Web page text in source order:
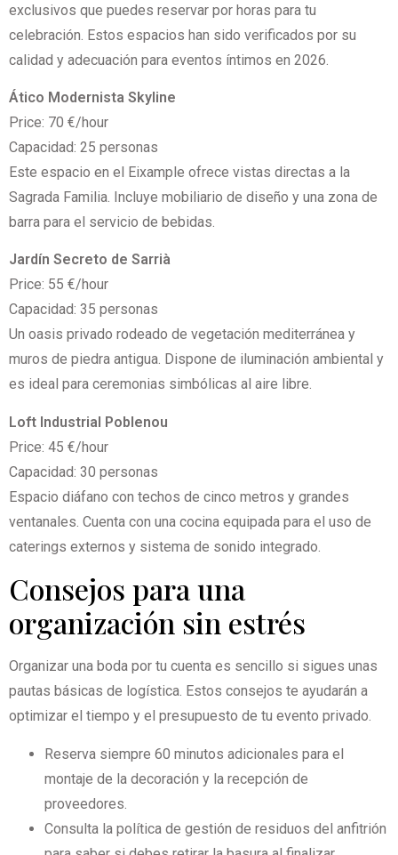
exclusivos que puedes reservar por horas para tu
celebración. Estos espacios han sido verificados por su
calidad y adecuación para eventos íntimos en 2026.
Ático Modernista Skyline
Price: 70 €/hour
Capacidad: 25 personas
Este espacio en el Eixample ofrece vistas directas a la
Sagrada Familia. Incluye mobiliario de diseño y una zona de
barra para el servicio de bebidas.
Jardín Secreto de Sarrià
Price: 55 €/hour
Capacidad: 35 personas
Un oasis privado rodeado de vegetación mediterránea y
muros de piedra antigua. Dispone de iluminación ambiental y
es ideal para ceremonias simbólicas al aire libre.
Loft Industrial Poblenou
Price: 45 €/hour
Capacidad: 30 personas
Espacio diáfano con techos de cinco metros y grandes
ventanales. Cuenta con una cocina equipada para el uso de
caterings externos y sistema de sonido integrado.
Consejos para una
organización sin estrés
Organizar una boda por tu cuenta es sencillo si sigues unas
pautas básicas de logística. Estos consejos te ayudarán a
optimizar el tiempo y el presupuesto de tu evento privado.
Reserva siempre 60 minutos adicionales para el
montaje de la decoración y la recepción de
proveedores.
Consulta la política de gestión de residuos del anfitrión